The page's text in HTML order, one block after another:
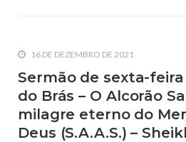
16 DE DEZEMBRO DE 2021
Sermão de sexta-
do Brás – O Alcorão
milagre eterno do
Deus (S.A.A.S.) –